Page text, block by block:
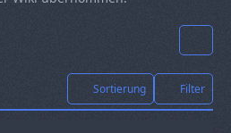
Sortierung Filter